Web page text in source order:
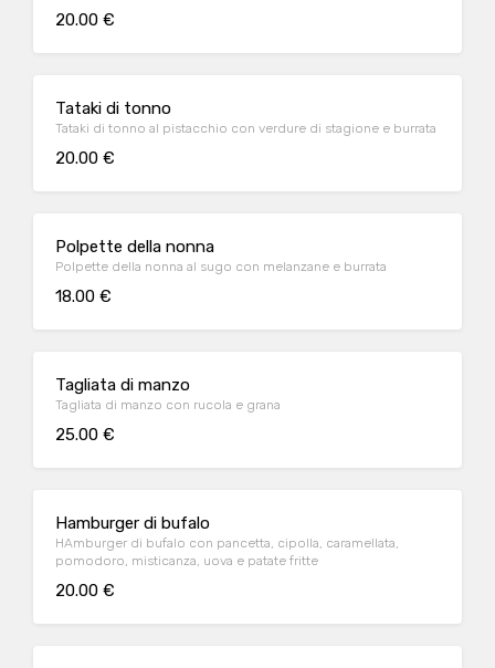
20.00 €
Tataki di tonno
Tataki di tonno al pistacchio con verdure di stagione e burrata
20.00 €
Polpette della nonna
Polpette della nonna al sugo con melanzane e burrata
18.00 €
Tagliata di manzo
Tagliata di manzo con rucola e grana
25.00 €
Hamburger di bufalo
HAmburger di bufalo con pancetta, cipolla, caramellata,
pomodoro, misticanza, uova e patate fritte
20.00 €